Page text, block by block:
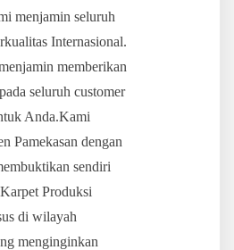
menjamin seluruh
Internasional.
memberikan
seluruh customer
Anda.Kami
Pamekasan dengan
sendiri
Produksi
di wilayah
menginginkan